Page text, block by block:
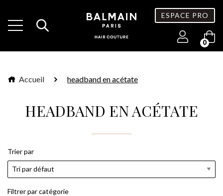
ESPACE PRO
0
Accueil headband en acétate
HEADBAND EN ACÉTATE
Trier par
Filtrer par catégorie